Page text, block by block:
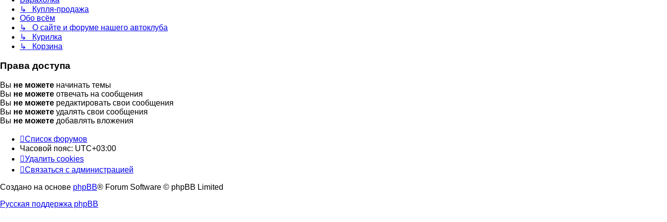
↳ Купля-продажа
Обо всём
↳ О сайте и форуме нашего автоклуба
↳ Курилка
↳ Корзина
Права доступа
Вы не можете начинать темы
Вы не можете отвечать на сообщения
Вы не можете редактировать свои сообщения
Вы не можете удалять свои сообщения
Вы не можете добавлять вложения
Список форумов
Часовой пояс: UTC+03:00
Удалить cookies
Связаться с администрацией
Создано на основе phpBB® Forum Software © phpBB Limited
Русская поддержка phpBB